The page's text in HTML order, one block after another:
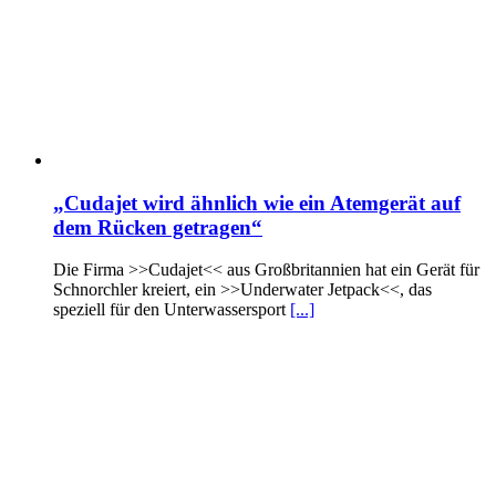
„Cudajet wird ähnlich wie ein Atemgerät auf
dem Rücken getragen“
Die Firma >>Cudajet<< aus Großbritannien hat ein Gerät für
Schnorchler kreiert, ein >>Underwater Jetpack<<, das
speziell für den Unterwassersport [...]